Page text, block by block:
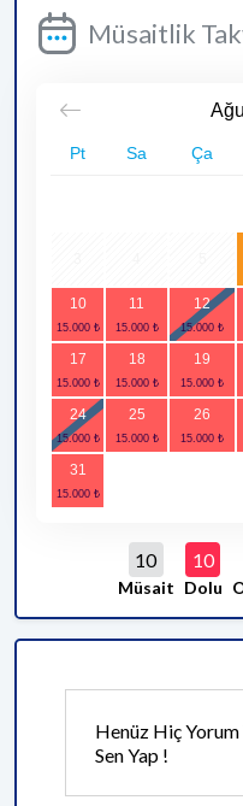
Müsaitlik
Pt Sa Ça
10 11 12
17 18 19
24 25 26
31
10
Müsait
10
Dolu
Henüz Hiç Yorum
Sen Yap !